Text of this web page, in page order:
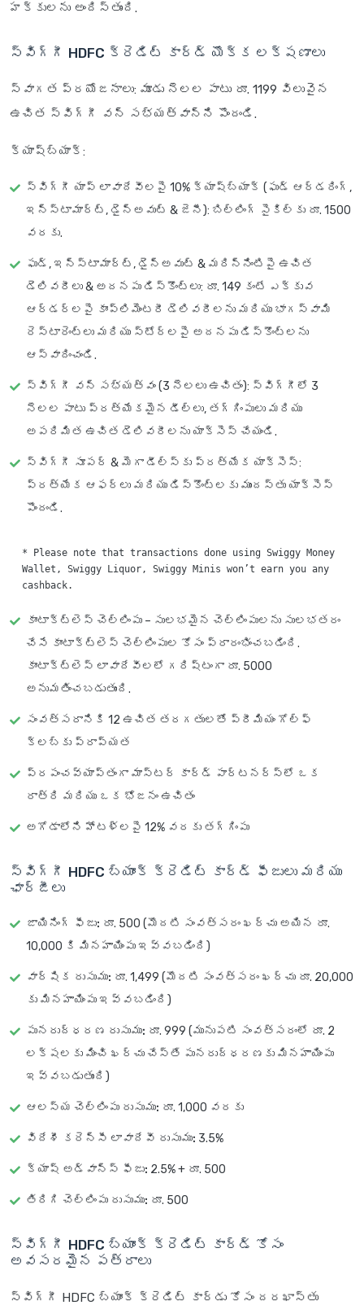
హక్కులను అందిస్తుంది.
స్విగ్గీ HDFC క్రెడిట్ కార్డ్ యొక్క లక్షణాలు
స్వాగత ప్రయోజనాలు: మూడు నెలల పాటు రూ. 1199 విలువైన
ఉచిత స్విగ్గీ వన్ సభ్యత్వాన్ని పొందండి.
క్యాష్‌బ్యాక్ :
స్విగ్గీ యాప్ లావాదేవీలపై 10% క్యాష్‌బ్యాక్ (ఫుడ్ ఆర్డరింగ్,
ఇన్‌స్టామార్ట్, డైన్‌అవుట్ & జెనీ): బిల్లింగ్ సైకిల్‌కు రూ. 1500
వరకు.
ఫుడ్, ఇన్‌స్టామార్ట్, డైన్‌అవుట్ & మరిన్నింటిపై ఉచిత
డెలివరీలు & అదనపు డిస్కౌంట్లు: రూ. 149 కంటే ఎక్కువ
ఆర్డర్‌లపై కాంప్లిమెంటరీ డెలివరీలను మరియు భాగస్వామి
రెస్టారెంట్లు మరియు స్టోర్‌లపై అదనపు డిస్కౌంట్లను
ఆస్వాదించండి.
స్విగ్గీ వన్ సభ్యత్వం (3 నెలలు ఉచితం): స్విగ్గీలో 3
నెలల పాటు ప్రత్యేకమైన డీల్‌లు, తగ్గింపులు మరియు
అపరిమిత ఉచిత డెలివరీలను యాక్సెస్ చేయండి.
స్విగ్గీ సూపర్ & మెగా డీల్స్‌కు ప్రత్యేక యాక్సెస్:
ప్రత్యేక ఆఫర్‌లు మరియు డిస్కౌంట్‌లకు ముందస్తు యాక్సెస్
పొందండి.
* Please note that transactions done using Swiggy Money
Wallet, Swiggy Liquor, Swiggy Minis won’t earn you any
కాంటాక్ట్‌లెస్ చెల్లింపు – సులభమైన చెల్లింపులను సులభతరం
చేసే కాంటాక్ట్‌లెస్ చెల్లింపుల కోసం ప్రారంభించబడింది.
కాంటాక్ట్‌లెస్ లావాదేవీలలో గరిష్టంగా రూ. 5000
అనుమతించబడుతుంది.
సంవత్సరానికి 12 ఉచిత తరగతులతో ప్రీమియం గోల్ఫ్
క్లబ్‌కు ప్రాప్యత
ప్రపంచవ్యాప్తంగా మాస్టర్ కార్డ్ పార్టనర్స్‌లో ఒక
రాత్రి మరియు ఒక భోజనం ఉచితం
అగోడాలోని హోటళ్లపై 12% వరకు తగ్గింపు
స్విగ్గీ HDFC బ్యాంక్ క్రెడిట్ కార్డ్ ఫీజులు మరియు
ఛార్జీలు
జాయినింగ్ ఫీజు: రూ. 500 (మొదటి సంవత్సరం ఖర్చు అయిన రూ.
10,000 కి మినహాయింపు ఇవ్వబడింది)
వార్షిక రుసుము: రూ. 1,499 (మొదటి సంవత్సరం ఖర్చు రూ. 20,000
కు మినహాయింపు ఇవ్వబడింది)
పునరుద్ధరణ రుసుము: రూ. 999 (మునుపటి సంవత్సరంలో రూ. 2
లక్షలకు మించి ఖర్చు చేస్తే పునరుద్ధరణకు మినహాయింపు
ఇవ్వబడుతుంది)
ఆలస్య చెల్లింపు రుసుము: రూ. 1,000 వరకు
విదేశీ కరెన్సీ లావాదేవీ రుసుము: 3.5%
క్యాష్ అడ్వాన్స్ ఫీజు: 2.5% + రూ. 500
తిరిగి చెల్లింపు రుసుము: రూ. 500
స్విగ్గీ HDFC బ్యాంక్ క్రెడిట్ కార్డ్ కోసం
అవసరమైన పత్రాలు
స్విగ్గీ HDFC బ్యాంక్ క్రెడిట్ కార్డు కోసం దరఖాస్తు